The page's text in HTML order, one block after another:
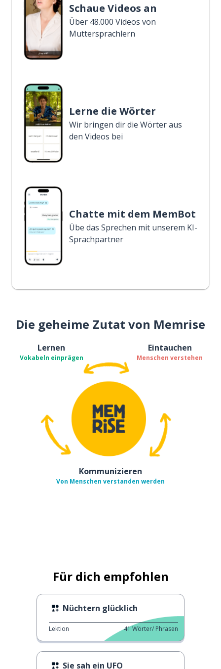
Schaue Videos an
Über 48.000 Videos von
Muttersprachlern
Lerne die Wörter
Wir bringen dir die Wörter aus
den Videos bei
Chatte mit dem MemBot
Übe das Sprechen mit unserem KI-
Sprachpartner
Die geheime Zutat von Memrise
Lernen
Vokabeln einprägen
Eintauchen
Menschen verstehen
Kommunizieren
Von Menschen verstanden werden
Für dich empfohlen
Nüchtern glücklich
Lektion 41Wörter/ Phrasen
Sie sah ein UFO